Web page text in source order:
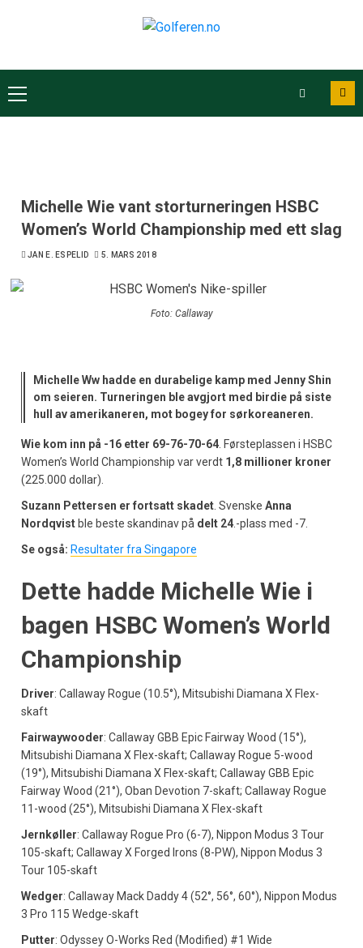
Michelle Wie vant storturneringen HSBC
Women’s World Championship med ett slag
JAN E. ESPELID 5. MARS 2018
Foto: Callaway
Michelle Ww hadde en durabelige kamp med Jenny Shin
om seieren. Turneringen ble avgjort med birdie på siste
hull av amerikaneren, mot bogey for sørkoreaneren.
Wie kom inn på -16 etter 69-76-70-64 . Førsteplassen i HSBC
Women’s World Championship var verdt 1,8 millioner kroner
(225.000 dollar).
Suzann Pettersen er fortsatt skadet . Svenske Anna
Nordqvist ble beste skandinav på delt 24 .-plass med -7.
Se også: Resultater fra Singapore
Dette hadde Michelle Wie i
bagen HSBC Women’s World
Championship
Driver: Callaway Rogue (10.5°), Mitsubishi Diamana X Flex-
skaft
Fairwaywooder: Callaway GBB Epic Fairway Wood (15°),
Mitsubishi Diamana X Flex-skaft; Callaway Rogue 5-wood
(19°), Mitsubishi Diamana X Flex-skaft; Callaway GBB Epic
Fairway Wood (21°), Oban Devotion 7-skaft; Callaway Rogue
11-wood (25°), Mitsubishi Diamana X Flex-skaft
Jernkøller: Callaway Rogue Pro (6-7), Nippon Modus 3 Tour
105-skaft; Callaway X Forged Irons (8-PW), Nippon Modus 3
Tour 105-skaft
Wedger: Callaway Mack Daddy 4 (52°, 56°, 60°), Nippon Modus
3 Pro 115 Wedge-skaft
Putter: Odyssey O-Works Red (Modified) #1 Wide